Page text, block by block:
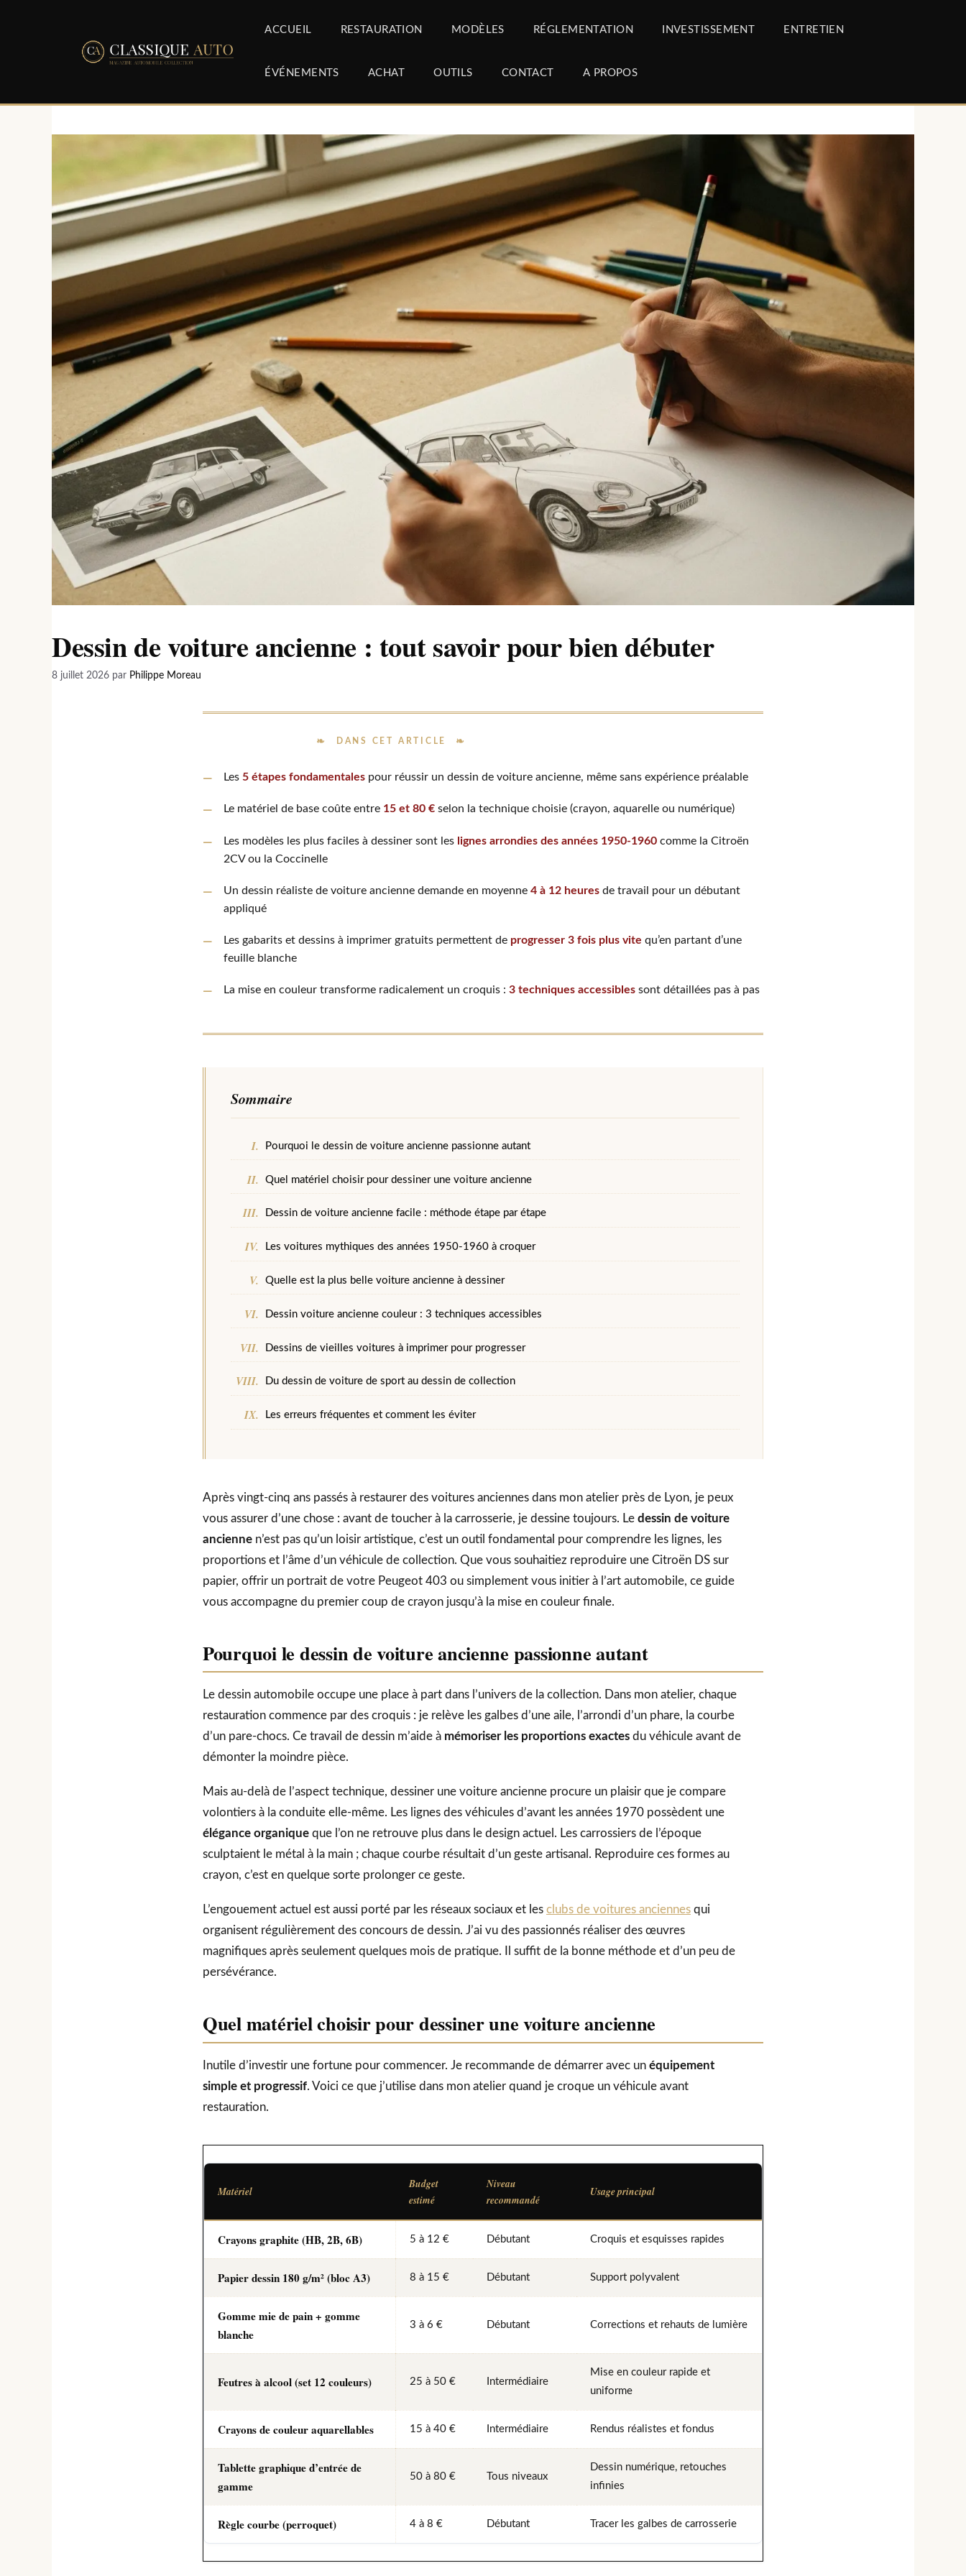
ACCUEIL RESTAURATION MODÈLES RÉGLEMENTATION INVESTISSEMENT ENTRETIEN
ÉVÉNEMENTS ACHAT OUTILS CONTACT A PROPOS
Dessin de voiture ancienne : tout savoir pour bien débuter
8 juillet 2026 par Philippe Moreau
DANS CET ARTICLE
Les 5 étapes fondamentalespour réussir un dessin de voiture ancienne, même sans expérience préalable
Le matériel de base coûte entre 15 et 80 €selon la technique choisie (crayon, aquarelle ou numérique)
Les modèles les plus faciles à dessiner sont les lignes arrondies des années 1950-1960comme la Citroën
2CV ou la Coccinelle
Un dessin réaliste de voiture ancienne demande en moyenne 4 à 12 heuresde travail pour un débutant
appliqué
Les gabarits et dessins à imprimer gratuits permettent de progresser 3 fois plus vite qu’en partant d’une
feuille blanche
La mise en couleur transforme radicalement un croquis : 3 techniques accessiblessont détaillées pas à pas
Sommaire
Pourquoi le dessin de voiture ancienne passionne autant
Quel matériel choisir pour dessiner une voiture ancienne
Dessin de voiture ancienne facile : méthode étape par étape
Les voitures mythiques des années 1950-1960 à croquer
Quelle est la plus belle voiture ancienne à dessiner
Dessin voiture ancienne couleur : 3 techniques accessibles
Dessins de vieilles voitures à imprimer pour progresser
Du dessin de voiture de sport au dessin de collection
Les erreurs fréquentes et comment les éviter
Après vingt-cinq ans passés à restaurer des voitures anciennes dans mon atelier près de Lyon, je peux
vous assurer d’une chose : avant de toucher à la carrosserie, je dessine toujours. Le dessin de voiture
ancienne n’est pas qu’un loisir artistique, c’est un outil fondamental pour comprendre les lignes, les
proportions et l’âme d’un véhicule de collection. Que vous souhaitiez reproduire une Citroën DS sur
papier, offrir un portrait de votre Peugeot 403 ou simplement vous initier à l’art automobile, ce guide
vous accompagne du premier coup de crayon jusqu’à la mise en couleur finale.
Pourquoi le dessin de voiture ancienne passionne autant
Le dessin automobile occupe une place à part dans l’univers de la collection. Dans mon atelier, chaque
restauration commence par des croquis : je relève les galbes d’une aile, l’arrondi d’un phare, la courbe
d’un pare-chocs. Ce travail de dessin m’aide à mémoriser les proportions exactes du véhicule avant de
démonter la moindre pièce.
Mais au-delà de l’aspect technique, dessiner une voiture ancienne procure un plaisir que je compare
volontiers à la conduite elle-même. Les lignes des véhicules d’avant les années 1970 possèdent une
élégance organique que l’on ne retrouve plus dans le design actuel. Les carrossiers de l’époque
sculptaient le métal à la main ; chaque courbe résultait d’un geste artisanal. Reproduire ces formes au
crayon, c’est en quelque sorte prolonger ce geste.
L’engouement actuel est aussi porté par les réseaux sociaux et les clubs de voitures anciennes qui
organisent régulièrement des concours de dessin. J’ai vu des passionnés réaliser des œuvres
magnifiques après seulement quelques mois de pratique. Il suffit de la bonne méthode et d’un peu de
persévérance.
Quel matériel choisir pour dessiner une voiture ancienne
Inutile d’investir une fortune pour commencer. Je recommande de démarrer avec un équipement
simple et progressif. Voici ce que j’utilise dans mon atelier quand je croque un véhicule avant
restauration.
Matériel
Budget
estimé
Niveau
recommandé
Usage principal
Crayons graphite (HB, 2B, 6B) 5 à 12 € Débutant Croquis et esquisses rapides
Papier dessin 180 g/m² (bloc A3) 8 à 15 € Débutant Support polyvalent
Gomme mie de pain + gomme
blanche
3 à 6 € Débutant Corrections et rehauts de lumière
Feutres à alcool (set 12 couleurs) 25 à 50 € Intermédiaire
Mise en couleur rapide et
uniforme
Crayons de couleur aquarellables 15 à 40 € Intermédiaire Rendus réalistes et fondus
Tablette graphique d’entrée de
gamme
50 à 80 € Tous niveaux
Dessin numérique, retouches
infinies
Règle courbe (perroquet) 4 à 8 € Débutant Tracer les galbes de carrosserie